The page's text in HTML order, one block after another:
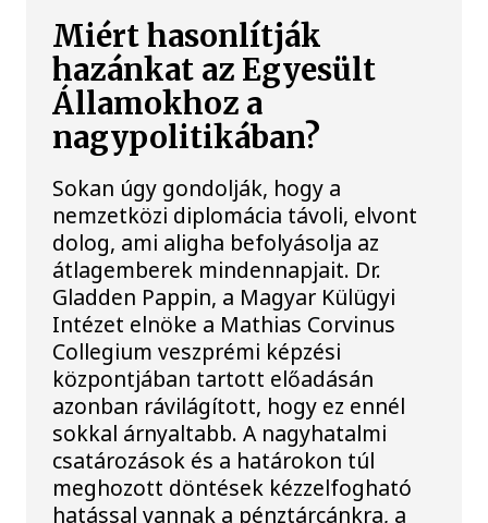
Miért hasonlítják
hazánkat az Egyesült
Államokhoz a
nagypolitikában?
Sokan úgy gondolják, hogy a
nemzetközi diplomácia távoli, elvont
dolog, ami aligha befolyásolja az
átlagemberek mindennapjait. Dr.
Gladden Pappin, a Magyar Külügyi
Intézet elnöke a Mathias Corvinus
Collegium veszprémi képzési
központjában tartott előadásán
azonban rávilágított, hogy ez ennél
sokkal árnyaltabb. A nagyhatalmi
csatározások és a határokon túl
meghozott döntések kézzelfogható
hatással vannak a pénztárcánkra, a